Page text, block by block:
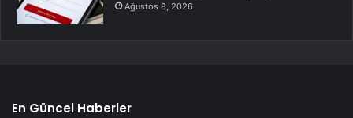
Ağustos 8, 2026
En Güncel Haberler